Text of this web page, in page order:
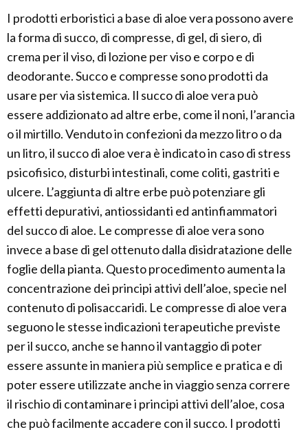
I prodotti erboristici a base di aloe vera possono avere
la forma di succo, di compresse, di gel, di siero, di
crema per il viso, di lozione per viso e corpo e di
deodorante. Succo e compresse sono prodotti da
usare per via sistemica. Il succo di aloe vera può
essere addizionato ad altre erbe, come il noni, l’arancia
o il mirtillo. Venduto in confezioni da mezzo litro o da
un litro, il succo di aloe vera è indicato in caso di stress
psicofisico, disturbi intestinali, come coliti, gastriti e
ulcere. L’aggiunta di altre erbe può potenziare gli
effetti depurativi, antiossidanti ed antinfiammatori
del succo di aloe. Le compresse di aloe vera sono
invece a base di gel ottenuto dalla disidratazione delle
foglie della pianta. Questo procedimento aumenta la
concentrazione dei principi attivi dell’aloe, specie nel
contenuto di polisaccaridi. Le compresse di aloe vera
seguono le stesse indicazioni terapeutiche previste
per il succo, anche se hanno il vantaggio di poter
essere assunte in maniera più semplice e pratica e di
poter essere utilizzate anche in viaggio senza correre
il rischio di contaminare i principi attivi dell’aloe, cosa
che può facilmente accadere con il succo. I prodotti